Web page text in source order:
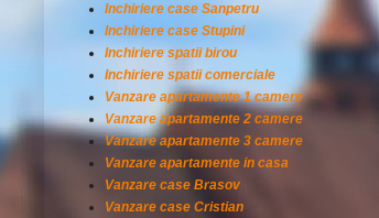
Inchiriere case Sanpetru
Inchiriere case Stupini
Inchiriere spatii birou
Inchiriere spatii comerciale
Vanzare apartamente 1 camere
Vanzare apartamente 2 camere
Vanzare apartamente 3 camere
Vanzare apartamente in casa
Vanzare case Brasov
Vanzare case Cristian